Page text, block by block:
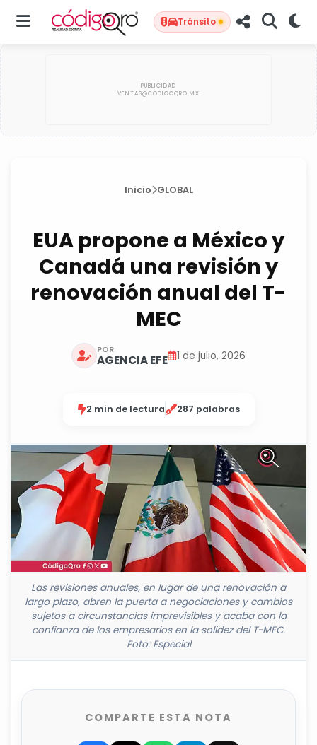
Tránsito
Inicio GLOBAL
EUA propone a México y
Canadá una revisión y
renovación anual del T-
MEC
POR
AGENCIA EFE 1 de julio, 2026
2 min de lectura 287 palabras
Las revisiones anuales, en lugar de una renovación a
largo plazo, abren la puerta a negociaciones y cambios
sujetos a circunstancias imprevisibles y acaba con la
confianza de los empresarios en la solidez del T-MEC.
Foto: Especial
COMPARTE ESTA NOTA